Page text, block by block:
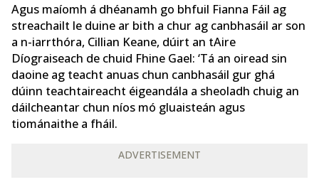
Agus maíomh á dhéanamh go bhfuil Fianna Fáil ag
streachailt le duine ar bith a chur ag canbhasáil ar son
a n-iarrthóra, Cillian Keane, dúirt an tAire
Díograiseach de chuid Fhine Gael: ‘Tá an oiread sin
daoine ag teacht anuas chun canbhasáil gur ghá
dúinn teachtaireacht éigeandála a sheoladh chuig an
dáilcheantar chun níos mó gluaisteán agus
tiománaithe a fháil.
ADVERTISEMENT